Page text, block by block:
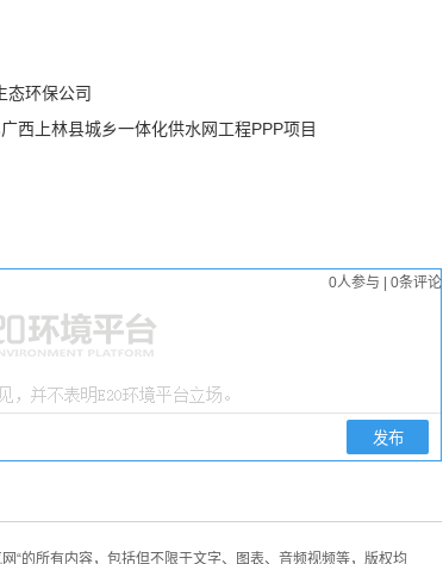
态环保公司
西上林县城乡一体化供水网工程PPP项目
0人参与 | 0条评论
“的所有内容，包括但不限于文字、图表、音频视频等，版权均